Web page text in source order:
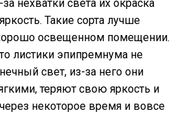
нехватки света их окраска
Такие сорта лучше
освещенном помещении.
листики эпипремнума не
свет, из-за него они
теряют свою яркость и
некоторое время и вовсе